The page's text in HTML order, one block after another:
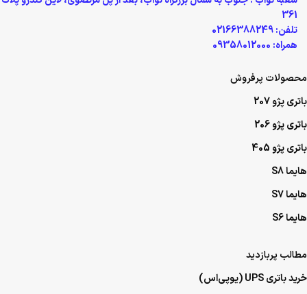
361
تلفن: 02166388249
همراه: 09358012000
محصولات پرفروش
باتری پژو 207
باتری پژو 206
باتری پژو 405
هایما S8
هایما S7
هایما S6
مطالب پربازدید
خرید باتری UPS (یو‌پی‌اس)